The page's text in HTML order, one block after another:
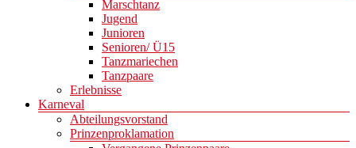
Marschtanz
Jugend
Junioren
Senioren/ Ü15
Tanzmariechen
Tanzpaare
Erlebnisse
Karneval
Abteilungsvorstand
Prinzenproklamation